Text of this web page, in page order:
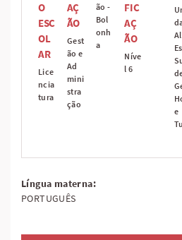
O
ESC
OL
AR
Lice
ncia
tura
AÇ
ÃO
Gest
ão e
Ad
mini
stra
ção
ão -
Bol
onh
a
FIC
AÇ
ÃO
Níve
l 6
e
Língua materna:
PORTUGUÊS